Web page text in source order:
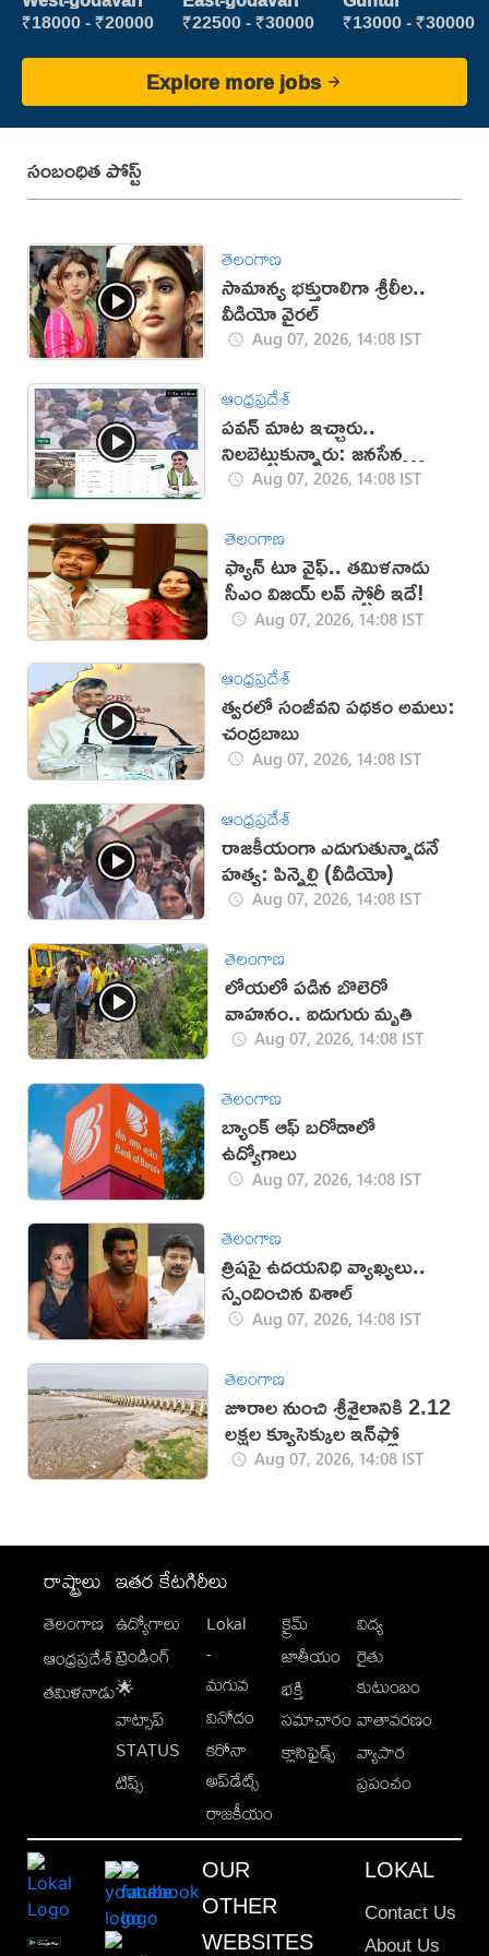
₹18000 - ₹20000 ₹22500 - ₹30000 ₹13000 - ₹30000
Explore more jobs
సంబంధిత పోస్ట్
తెలంగాణ
సామాన్య భక్తురాలిగా శ్రీలీల..
వీడియో వైరల్
Aug 07, 2026, 14:08 IST
ఆంధ్రప్రదేశ్
పవన్ మాట ఇచ్చారు..
నిలబెట్టుకున్నారు: జనసేన
(వీడియో)
Aug 07, 2026, 14:08 IST
తెలంగాణ
ఫ్యాన్ టూ వైఫ్.. తమిళనాడు
సీఎం విజయ్ లవ్ స్టోరీ ఇదే!
Aug 07, 2026, 14:08 IST
ఆంధ్రప్రదేశ్
త్వరలో సంజీవని పథకం అమలు:
చంద్రబాబు
Aug 07, 2026, 14:08 IST
ఆంధ్రప్రదేశ్
రాజకీయంగా ఎదుగుతున్నాడనే
హత్య: పిన్నెల్లి (వీడియో)
Aug 07, 2026, 14:08 IST
తెలంగాణ
లోయలో పడిన బొలెరో
వాహనం.. ఐదుగురు మృతి
Aug 07, 2026, 14:08 IST
తెలంగాణ
బ్యాంక్ ఆఫ్ బరోడాలో
ఉద్యోగాలు
Aug 07, 2026, 14:08 IST
తెలంగాణ
త్రిషపై ఉదయనిధి వ్యాఖ్యలు..
స్పందించిన విశాల్
Aug 07, 2026, 14:08 IST
తెలంగాణ
జూరాల నుంచి శ్రీశైలానికి 2.12
లక్షల క్యూసెక్కుల ఇన్‌ఫ్లో
Aug 07, 2026, 14:08 IST
రాష్ట్రాలు
తెలంగాణ
ఆంధ్రప్రదేశ్
తమిళనాడు
ఇతర కేటగిరీలు
ఉద్యోగాలు
ట్రెండింగ్
🌟
వాట్సాప్
STATUS
టిప్స్
Lokal
-
మగువ
వినోదం
కరోనా
అప్‌డేట్స్
రాజకీయం
క్రైమ్
జాతీయం
భక్తి
సమాచారం
క్లాసిఫైడ్స్
విద్య
రైతు
కుటుంబం
వాతావరణం
వ్యాపార
ప్రపంచం
OUR
OTHER
WEBSITES
LOKAL
Contact Us
About Us